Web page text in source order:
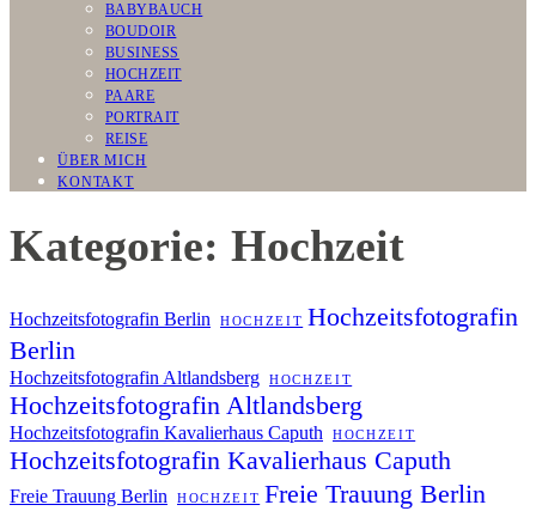
BABYBAUCH
BOUDOIR
BUSINESS
HOCHZEIT
PAARE
PORTRAIT
REISE
ÜBER MICH
KONTAKT
Kategorie: Hochzeit
Hochzeitsfotografin Berlin HOCHZEIT Hochzeitsfotografin
Berlin
Hochzeitsfotografin Altlandsberg HOCHZEIT
Hochzeitsfotografin Altlandsberg
Hochzeitsfotografin Kavalierhaus Caputh HOCHZEIT
Hochzeitsfotografin Kavalierhaus Caputh
Freie Trauung Berlin HOCHZEIT Freie Trauung Berlin